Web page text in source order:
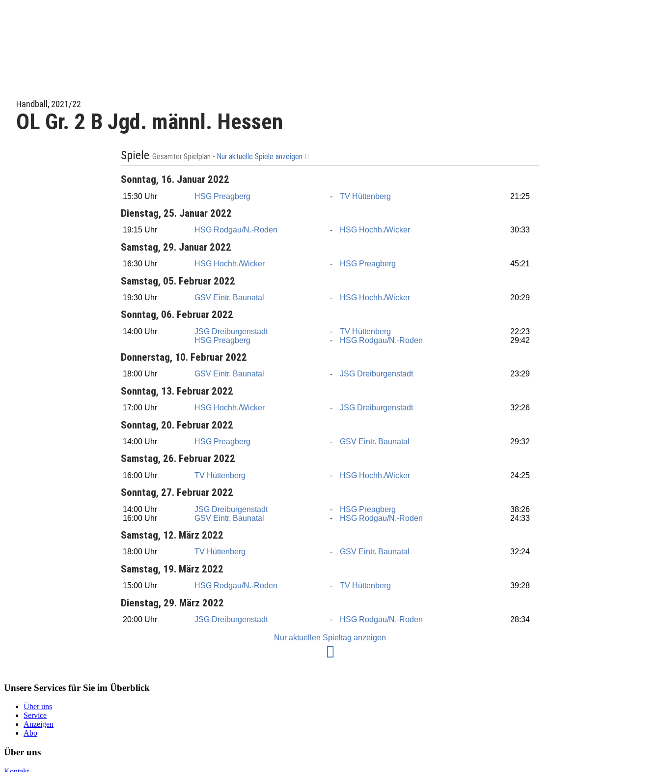
Handball, 2021/22
OL Gr. 2 B Jgd. männl. Hessen
Spiele Gesamter Spielplan - Nur aktuelle Spiele anzeigen
Sonntag, 16. Januar 2022
15:30 Uhr HSG Preagberg TV Hüttenberg 21:25
Dienstag, 25. Januar 2022
19:15 Uhr HSG Rodgau/N.-Roden HSG Hochh./Wicker 30:33
Samstag, 29. Januar 2022
16:30 Uhr HSG Hochh./Wicker HSG Preagberg 45:21
Samstag, 05. Februar 2022
19:30 Uhr GSV Eintr. Baunatal HSG Hochh./Wicker 20:29
Sonntag, 06. Februar 2022
14:00 Uhr JSG Dreiburgenstadt TV Hüttenberg
22:23
HSG Preagberg
HSG Rodgau/N.-Roden 29:42
Donnerstag, 10. Februar 2022
18:00 Uhr GSV Eintr. Baunatal JSG Dreiburgenstadt 23:29
Sonntag, 13. Februar 2022
17:00 Uhr HSG Hochh./Wicker JSG Dreiburgenstadt 32:26
Sonntag, 20. Februar 2022
14:00 Uhr HSG Preagberg GSV Eintr. Baunatal 29:32
Samstag, 26. Februar 2022
16:00 Uhr TV Hüttenberg HSG Hochh./Wicker 24:25
Sonntag, 27. Februar 2022
14:00 Uhr JSG Dreiburgenstadt HSG Preagberg
38:26
16:00 Uhr
GSV Eintr. Baunatal HSG Rodgau/N.-Roden 24:33
Samstag, 12. März 2022
18:00 Uhr TV Hüttenberg GSV Eintr. Baunatal 32:24
Samstag, 19. März 2022
15:00 Uhr HSG Rodgau/N.-Roden TV Hüttenberg 39:28
Dienstag, 29. März 2022
20:00 Uhr JSG Dreiburgenstadt HSG Rodgau/N.-Roden 28:34
Nur aktuellen Spieltag anzeigen
Unsere Services für Sie im Überblick
Über uns
Service
Anzeigen
Abo
Über uns